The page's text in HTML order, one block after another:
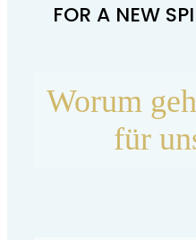
FOR A NEW
Worum
für